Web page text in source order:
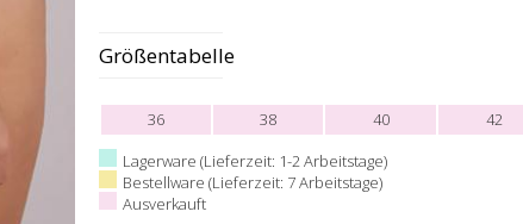
Größentabelle
36 38 40
42
Lagerware (Lieferzeit: 1-2 Arbeitstage)
Bestellware (Lieferzeit: 7 Arbeitstage)
Ausverkauft